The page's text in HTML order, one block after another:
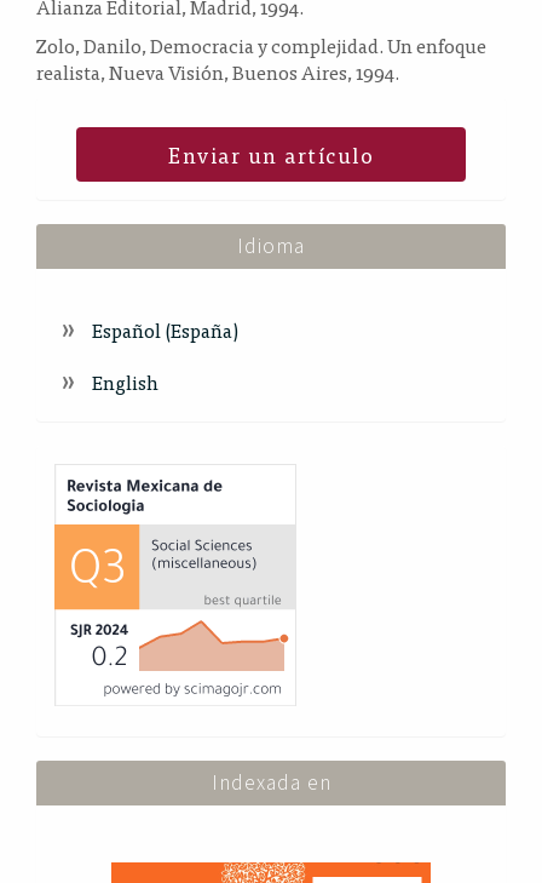
Alianza Editorial, Madrid, 1994.
Zolo, Danilo, Democracia y complejidad. Un enfoque
realista, Nueva Visión, Buenos Aires, 1994.
Enviar un artículo
Idioma
Español (España)
English
Index
Indexada en